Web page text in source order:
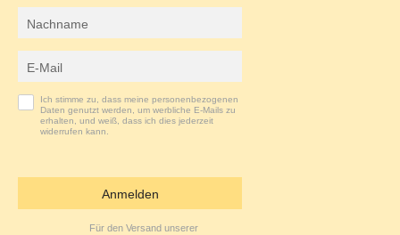
Ich stimme zu, dass meine personenbezogenen
Daten genutzt werden, um werbliche E-Mails zu
erhalten, und weiß, dass ich dies jederzeit
widerrufen kann.
Anmelden
Für den Versand unserer